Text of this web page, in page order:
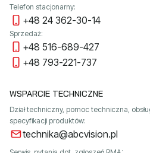
Telefon stacjonarny:
+48 24 362-30-14
Sprzedaż:
+48 516-689-427
+48 793-221-737
WSPARCIE TECHNICZNE
Dział techniczny, pomoc techniczna,
specyfikacji produktów:
technika@abcvision.pl